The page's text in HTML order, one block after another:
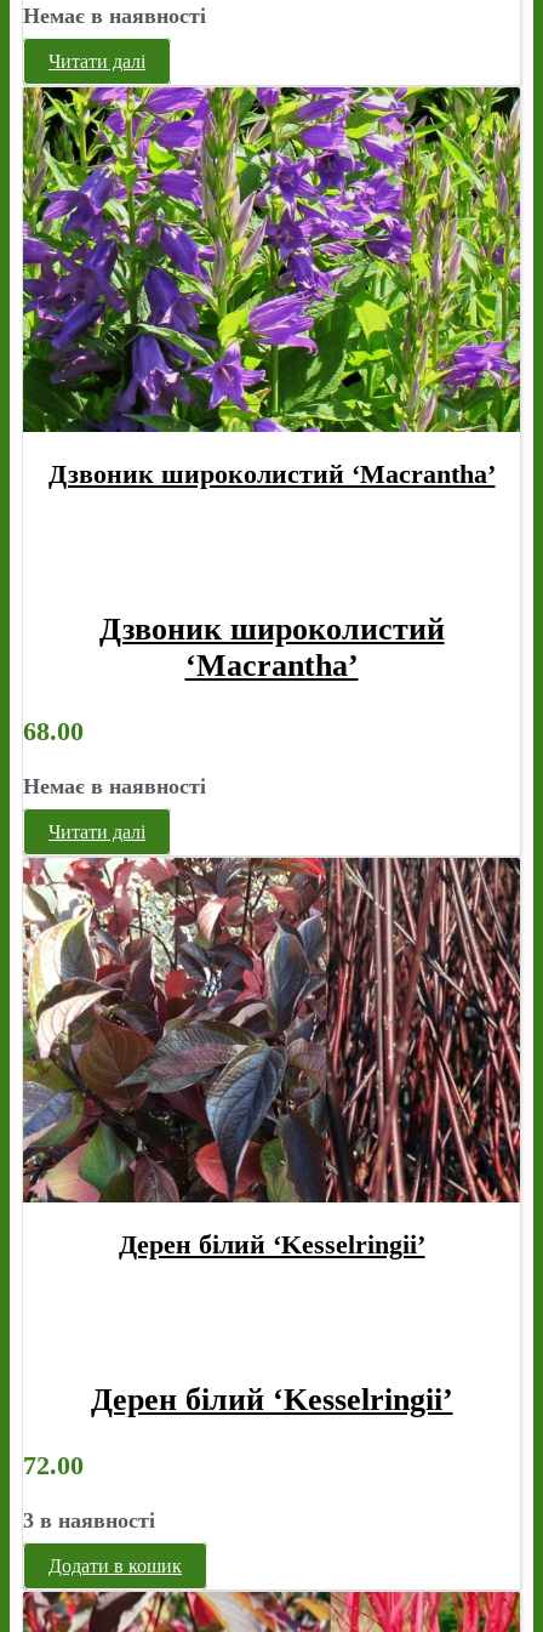
Немає в наявності
Читати далі
Дзвоник широколистий ‘Macrantha’
Дзвоник широколистий
‘Macrantha’
68.00
Немає в наявності
Читати далі
Дерен білий ‘Kesselringii’
Дерен білий ‘Kesselringii’
72.00
3 в наявності
Додати в кошик